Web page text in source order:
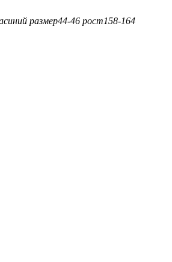
синий размер44-46 рост158-164